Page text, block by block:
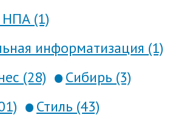
(1)
информатизация (1)
(28)
Сибирь (3)
Стиль (43)